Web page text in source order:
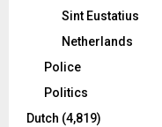
Sint Eustatius
Netherlands
Police
Politics
Dutch (4,819)